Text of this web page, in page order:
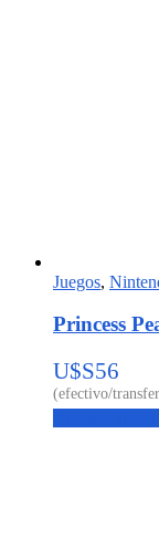
Juegos,
Princess
U$S56